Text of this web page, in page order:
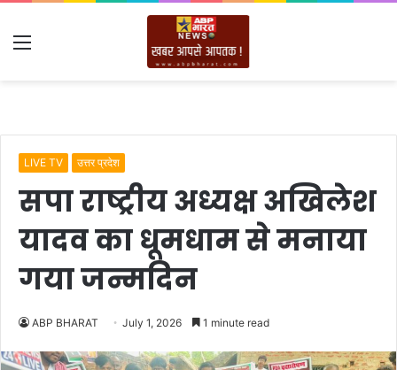
Menu
LIVE TV उत्तर प्रदेश
सपा राष्ट्रीय अध्यक्ष अखिलेश
यादव का धूमधाम से मनाया
गया जन्मदिन
ABP BHARAT July 1, 2026 1 minute read